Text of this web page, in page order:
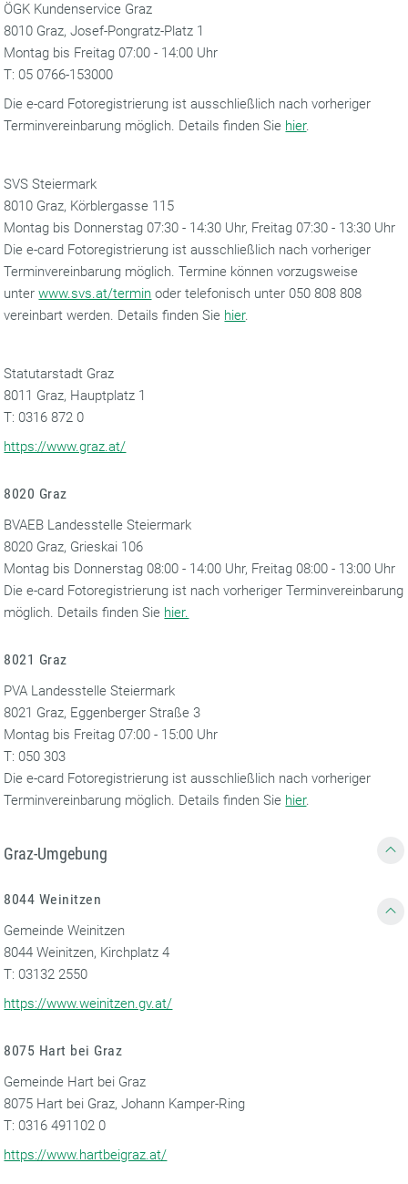
ÖGK Kundenservice Graz
8010 Graz, Josef-Pongratz-Platz 1
Montag bis Freitag 07:00 - 14:00 Uhr
T: 05 0766-153000
Die e-card Fotoregistrierung ist ausschließlich nach vorheriger
Terminvereinbarung möglich. Details finden Sie hier.
SVS Steiermark
8010 Graz, Körblergasse 115
Montag bis Donnerstag 07:30 - 14:30 Uhr, Freitag 07:30 - 13:30 Uhr
Die e-card Fotoregistrierung ist ausschließlich nach vorheriger
Terminvereinbarung möglich. Termine können vorzugsweise
unterwww.svs.at/termin oder telefonisch unter 050 808 808
vereinbart werden. Details finden Sie hier.
Statutarstadt Graz
8011 Graz, Hauptplatz 1
T: 0316 872 0
https://www.graz.at/
8020 Graz
BVAEB Landesstelle Steiermark
8020 Graz, Grieskai 106
Montag bis Donnerstag 08:00 - 14:00 Uhr, Freitag 08:00 - 13:00 Uhr
Die e-card Fotoregistrierung ist nach vorheriger Terminvereinbarung
möglich. Details finden Sie hier.
8021 Graz
PVA Landesstelle Steiermark
8021 Graz, Eggenberger Straße 3
Montag bis Freitag 07:00 - 15:00 Uhr
T: 050 303
Die e-card Fotoregistrierung ist ausschließlich nach vorheriger
Terminvereinbarung möglich. Details finden Sie hier.
Graz-Umgebung
8044 Weinitzen
Gemeinde Weinitzen
8044 Weinitzen, Kirchplatz 4
T: 03132 2550
https://www.weinitzen.gv.at/
8075 Hart bei Graz
Gemeinde Hart bei Graz
8075 Hart bei Graz, Johann Kamper-Ring
T: 0316 491102 0
https://www.hartbeigraz.at/